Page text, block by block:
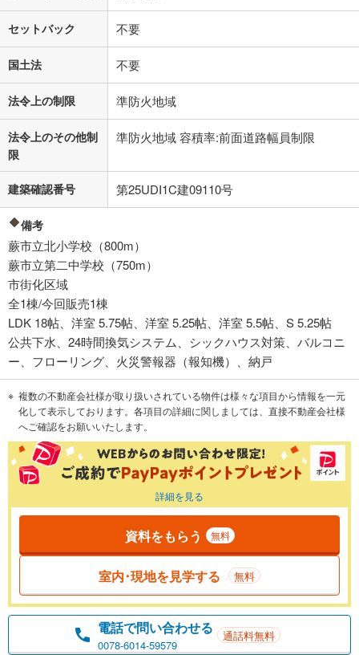
セットバック 不要
国土法 不要
法令上の制限 準防火地域
法令上のその他制
限
準防火地域 容積率:前面道路幅員制限
建築確認番号 第25UDI1C建09110号
備考
蕨市立北小学校（800m）
蕨市立第二中学校（750m）
市街化区域
全1棟/今回販売1棟
LDK 18帖、洋室 5.75帖、洋室 5.25帖、洋室 5.5帖、S 5.25帖
公共下水、24時間換気システム、シックハウス対策、バルコニ
ー、フローリング、火災警報器（報知機）、納戸
複数の不動産会社様が取り扱いされている物件は様々な項目から情報を一元
化して表示しております。各項目の詳細に関しましては、直接不動産会社様
へご確認をお願いいたします。
詳細を見る
資料をもらう 無料
室内･現地を見学する 無料
電話で問い合わせる
0078-6014-59579
通話料無料